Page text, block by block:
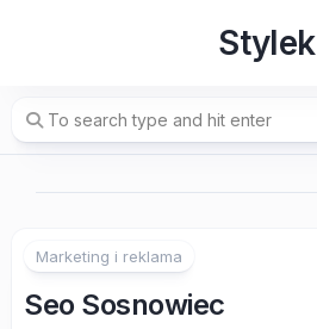
Stylek
Marketing i reklama
Seo Sosnowiec